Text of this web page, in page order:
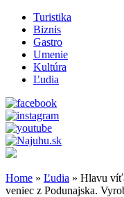
Turistika
Biznis
Gastro
Umenie
Kultúra
Ľudia
Home » Ľudia » Hlavu
veniec z Podunajska.